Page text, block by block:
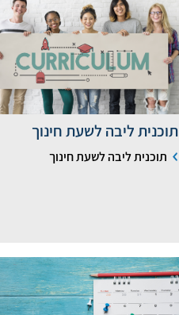
תוכנית ליבה לשעת חינוך
תוכנית ליבה לשעת חינוך